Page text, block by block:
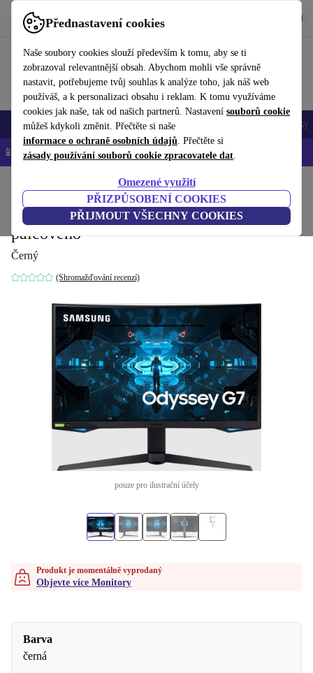
Přednastavení cookies
Naše soubory cookies slouží především k tomu, aby se ti
zobrazoval relevantnější obsah. Abychom mohli vše správně
nastavit, potřebujeme tvůj souhlas k analýze toho, jak náš web
používáš, a k personalizaci obsahu i reklam. K tomu využíváme
cookies jak naše, tak od našich partnerů. Nastavení souborů cookie
můžeš kdykoli změnit. Přečtěte si naše
informace o ochraně osobních údajů. Přečtěte si
zásady používání souborů cookie zpracovatele dat.
Omezené využití
PŘIZPŮSOBENÍ COOKIES
PŘIJMOUT VŠECHNY COOKIES
Používejte refurbed rychle a snadno
Mobily a smartphony Notebooky Tablety Doplňky
📱 -5 % NAVÍC na všechny iPhony – kód: IPHONEDEAL-
Samsung Odyssey G7 G73T | 26.9-
palcového
Černý
(Shromažďování recenzí)
pouze pro ilustrační účely
Produkt je momentálně vyprodaný
Objevte více Monitory
Barva
černá